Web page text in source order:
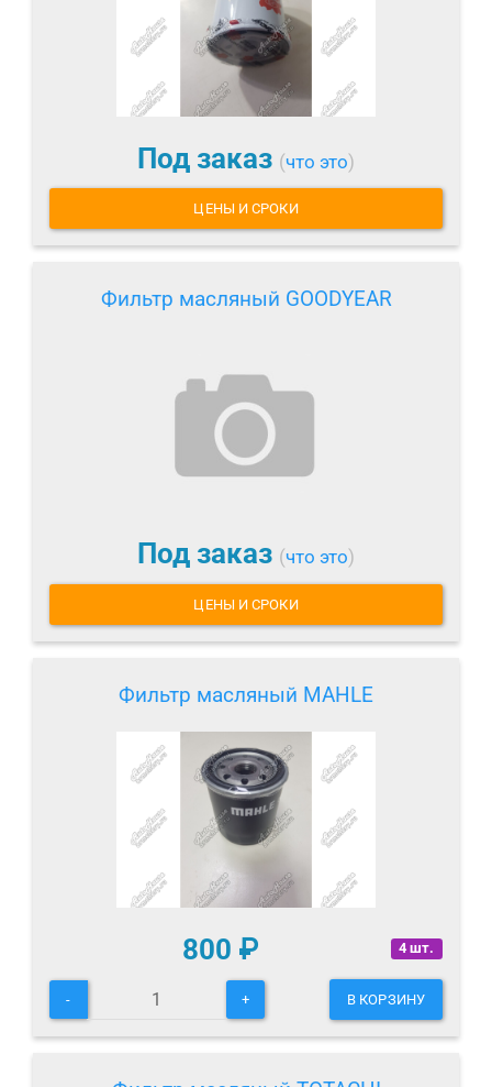
Под заказ (что это)
ЦЕНЫ И СРОКИ
Фильтр масляный GOODYEAR
Под заказ (что это)
ЦЕНЫ И СРОКИ
Фильтр масляный MAHLE
4 шт.
800 ₽
- + В КОРЗИНУ